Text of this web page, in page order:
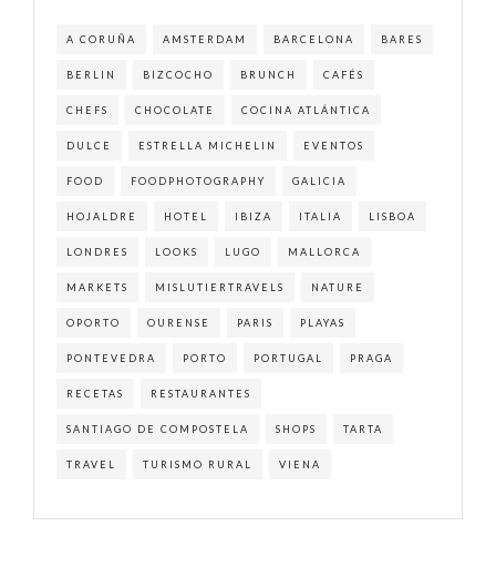
A CORUÑA AMSTERDAM BARCELONA BARES
BERLIN BIZCOCHO BRUNCH CAFÉS
CHEFS CHOCOLATE COCINA ATLÁNTICA
DULCE ESTRELLA MICHELIN EVENTOS
FOOD FOODPHOTOGRAPHY GALICIA
HOJALDRE HOTEL IBIZA ITALIA LISBOA
LONDRES LOOKS LUGO MALLORCA
MARKETS MISLUTIERTRAVELS NATURE
OPORTO OURENSE PARIS PLAYAS
PONTEVEDRA PORTO PORTUGAL PRAGA
RECETAS RESTAURANTES
SANTIAGO DE COMPOSTELA SHOPS TARTA
TRAVEL TURISMO RURAL VIENA